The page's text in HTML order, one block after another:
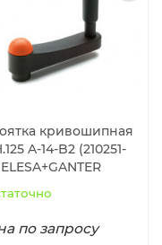
кривошипная
A-14-B2 (210251-
по запросу